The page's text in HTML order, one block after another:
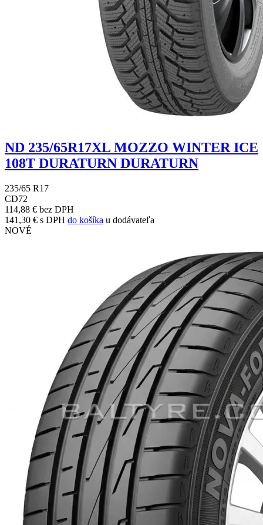
ND 235/65R17XL MOZZO WINTER ICE
108T DURATURN DURATURN
235/65 R17
CD72
114,88 € bez DPH
141,30 € s DPH do košíka u dodávateľa
NOVÉ